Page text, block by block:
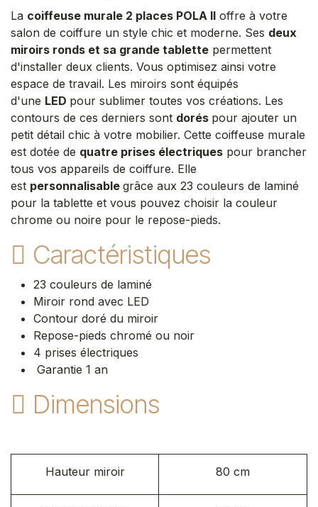
La coiffeuse murale 2 places POLA II offre à votre
salon de coiffure un style chic et moderne. Ses deux
miroirs ronds et sa grande tablette permettent
d'installer deux clients. Vous optimisez ainsi votre
espace de travail. Les miroirs sont équipés
d'une LED pour sublimer toutes vos créations. Les
contours de ces derniers sont dorés pour ajouter un
petit détail chic à votre mobilier. Cette coiffeuse murale
est dotée de quatre prises électriques pour brancher
tous vos appareils de coiffure. Elle
est personnalisable grâce aux 23 couleurs de laminé
pour la tablette et vous pouvez choisir la couleur
chrome ou noire pour le repose-pieds.
Caractéristiques
23 couleurs de laminé
Miroir rond avec LED
Contour doré du miroir
Repose-pieds chromé ou noir
4 prises électriques
Garantie 1 an
Dimensions
Hauteur miroir 80 cm